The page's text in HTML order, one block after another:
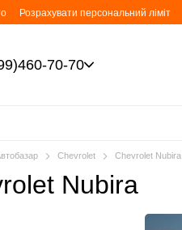
контенту
Розрахувати персональний ліміт
70-70
Chevrolet Chevrolet Nubira
Nubira